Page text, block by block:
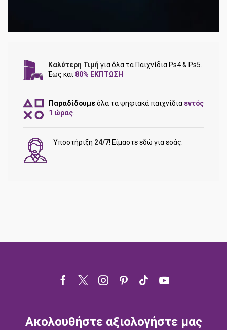
Καλύτερη Τιμή για όλα τα Παιχνίδια Ps4 & Ps5.
Έως και 80% ΕΚΠΤΩΣΗ
Παραδίδουμεόλα τα ψηφιακά παιχνίδια εντός
1 ώρας
Υποστήριξη 24/7! Είμαστε εδώ για εσάς.
Facebook
TwitterInstagram
Pinterest
Tik- Youtube
Ακολουθήστε αξιολογήστε μας